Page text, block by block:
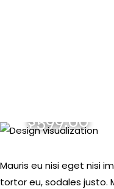
$599.00
Mauris eu nisi eget nisi
tortor eu, sodales justo.